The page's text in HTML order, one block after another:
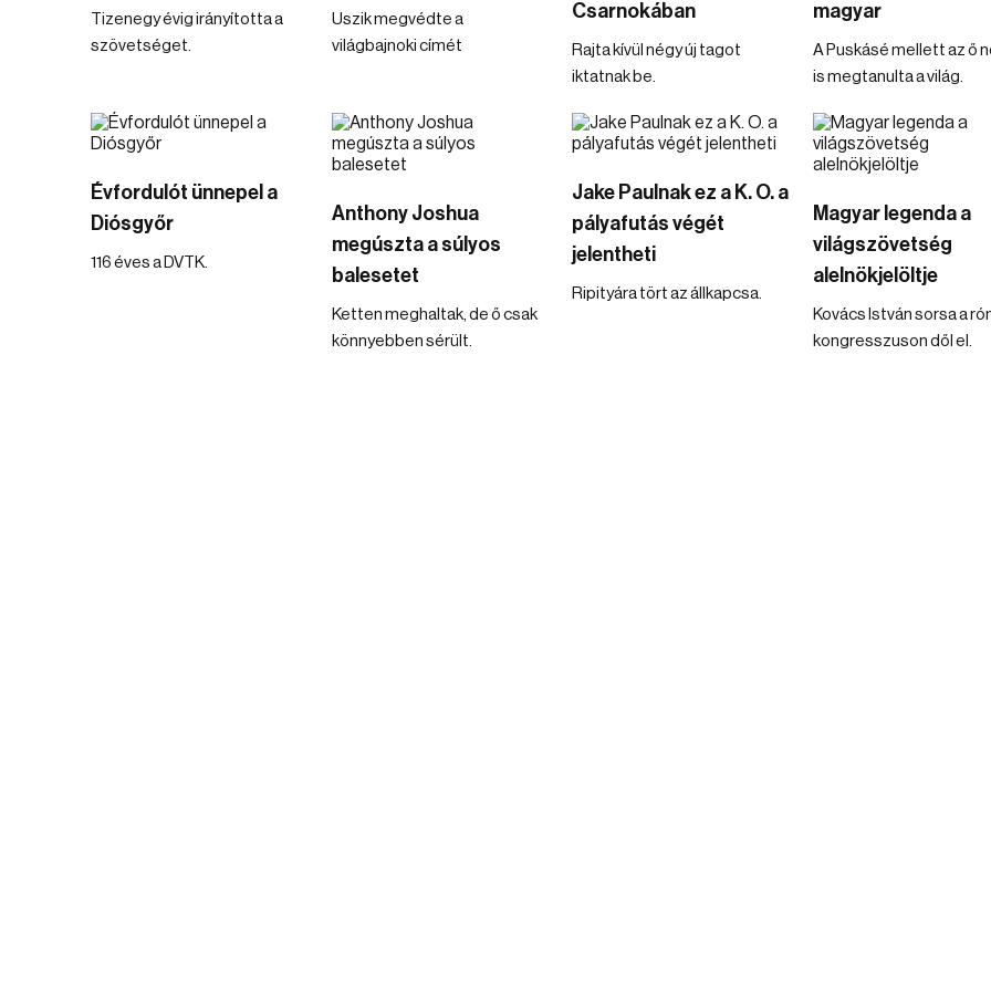
Tizenegy évig irányította a
szövetséget.
Uszik megvédte a
világbajnoki címét
Csarnokában
Rajta kívül négy új tagot
iktatnak be.
magyar
A Puskásé mellett az ő
is megtanulta a világ.
Évfordulót ünnepel a
Diósgyőr
116 éves a DVTK.
Anthony Joshua
megúszta a súlyos
balesetet
Ketten meghaltak, de ő csak
könnyebben sérült.
Jake Paulnak ez a K. O. a
pályafutás végét
jelentheti
Ripityára tört az állkapcsa.
Magyar legenda a
világszövetség
alelnökjelöltje
Kovács István sorsa a
kongresszuson dől el.